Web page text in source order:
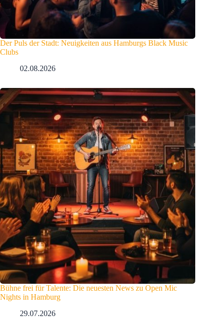
Der Puls der Stadt: Neuigkeiten aus Hamburgs Black Music
Clubs
02.08.2026
Bühne frei für Talente: Die neuesten News zu Open Mic
Nights in Hamburg
29.07.2026